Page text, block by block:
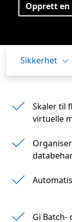
Opprett
Sikkerhet
Skaler til
virtuelle
Gi Batch-